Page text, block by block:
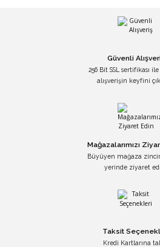
Güvenli
256 Bit SSL sertifikası
alışverişin keyfini
Mağazalarımızı
Büyüyen mağaza
yerinde ziyaret
Taksit
Kredi Kartlarına